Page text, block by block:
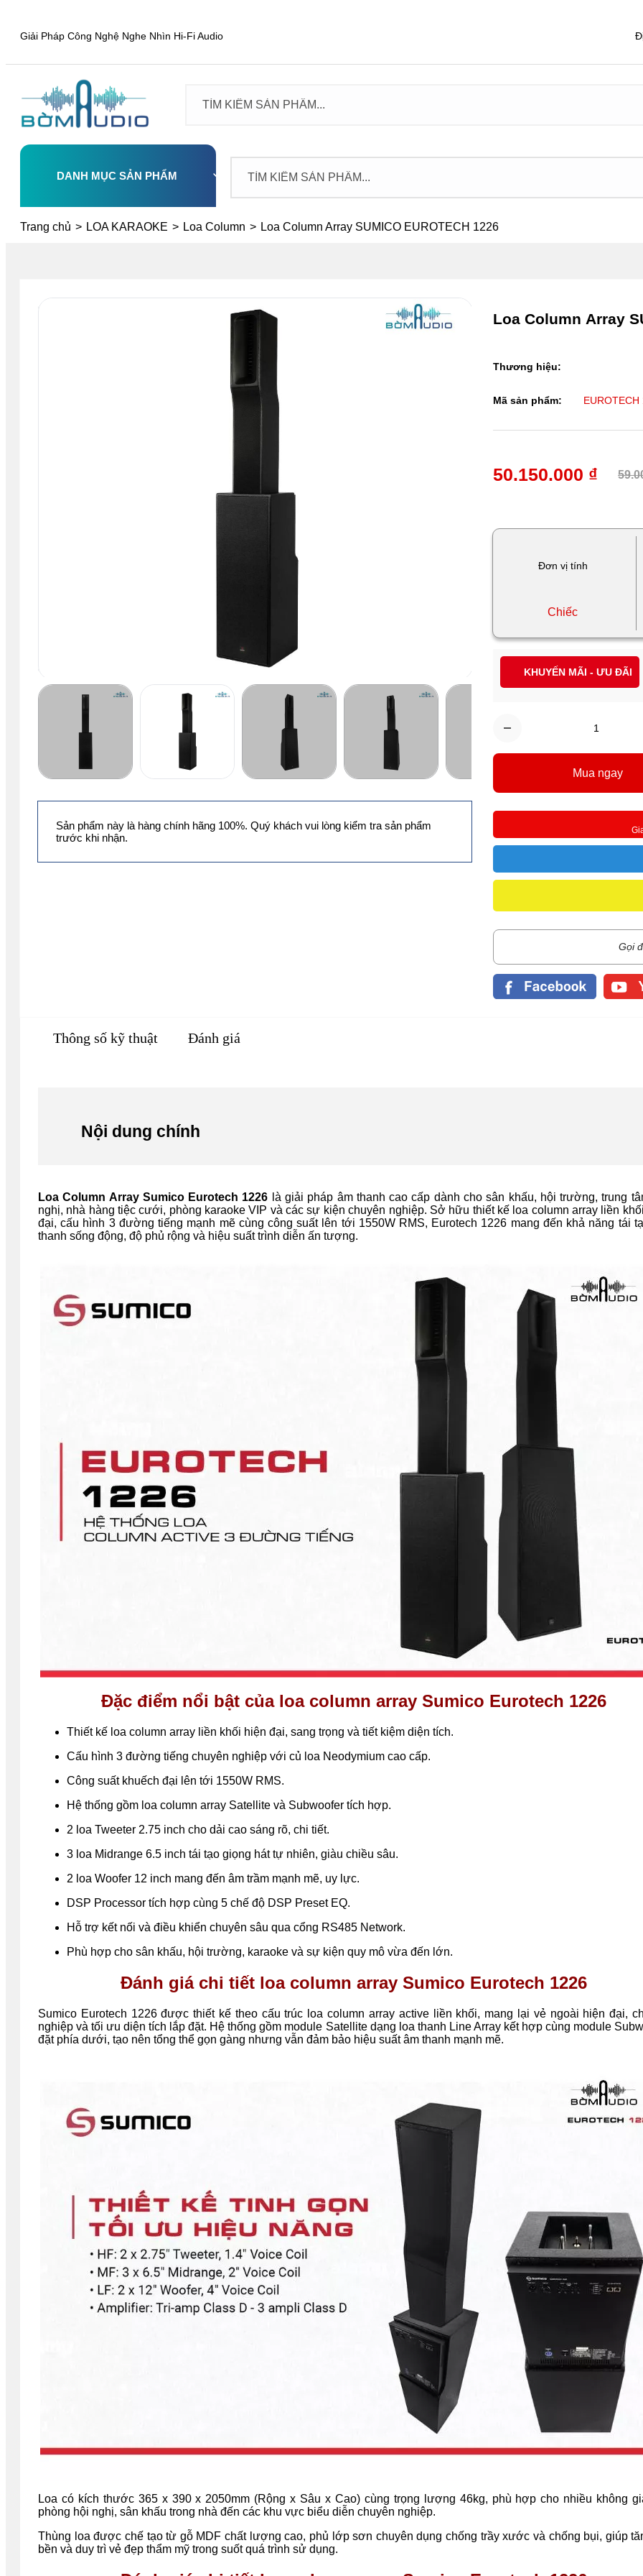
Giải Pháp Công Nghệ Nghe Nhìn Hi-Fi Audio
DANH MỤC SẢN PHẨM
Select
Trang chủ > LOA KARAOKE > Loa Column > Loa Column Array SUMICO EUROTECH 1226
Đơn vị tính
Chiếc
Loa Column Array
Gọi
50.150.000 ₫
Thương hiệu:
Mã sản phẩm: EUROTECH
Mua ngay
KHUYẾN MÃI - ƯU ĐÃI
Sản phẩm này là hàng chính hãng 100%. Quý khách vui lòng kiểm tra sản phẩm
trước khi nhận.
Thông số kỹ thuật Đánh giá
Nội dung chính
Loa Column Array Sumico Eurotech 1226 là giải pháp âm thanh cao cấp dành cho sân khấu, hội trường, trung
nghị, nhà hàng tiệc cưới, phòng karaoke VIP và các sự kiện chuyên nghiệp. Sở hữu thiết kế loa column array liền
đại, cấu hình 3 đường tiếng mạnh mẽ cùng công suất lên tới 1550W RMS, Eurotech 1226 mang đến khả năng tái
thanh sống động, độ phủ rộng và hiệu suất trình diễn ấn tượng.
Đặc điểm nổi bật của loa column array Sumico Eurotech 1226
Thiết kế loa column array liền khối hiện đại, sang trọng và tiết kiệm diện tích.
Cấu hình 3 đường tiếng chuyên nghiệp với củ loa Neodymium cao cấp.
Công suất khuếch đại lên tới 1550W RMS.
Hệ thống gồm loa column array Satellite và Subwoofer tích hợp.
2 loa Tweeter 2.75 inch cho dải cao sáng rõ, chi tiết.
3 loa Midrange 6.5 inch tái tạo giọng hát tự nhiên, giàu chiều sâu.
2 loa Woofer 12 inch mang đến âm trầm mạnh mẽ, uy lực.
DSP Processor tích hợp cùng 5 chế độ DSP Preset EQ.
Hỗ trợ kết nối và điều khiển chuyên sâu qua cổng RS485 Network.
Phù hợp cho sân khấu, hội trường, karaoke và sự kiện quy mô vừa đến lớn.
Đánh giá chi tiết loa column array Sumico Eurotech 1226
Sumico Eurotech 1226 được thiết kế theo cấu trúc loa column array active liền khối, mang lại vẻ ngoài hiện đại,
nghiệp và tối ưu diện tích lắp đặt. Hệ thống gồm module Satellite dạng loa thanh Line Array kết hợp cùng module
đặt phía dưới, tạo nên tổng thể gọn gàng nhưng vẫn đảm bảo hiệu suất âm thanh mạnh mẽ.
Loa có kích thước 365 x 390 x 2050mm (Rộng x Sâu x Cao) cùng trọng lượng 46kg, phù hợp cho nhiều không
phòng hội nghị, sân khấu trong nhà đến các khu vực biểu diễn chuyên nghiệp.
Thùng loa được chế tạo từ gỗ MDF chất lượng cao, phủ lớp sơn chuyên dụng chống trầy xước và chống bụi, giúp
bền và duy trì vẻ đẹp thẩm mỹ trong suốt quá trình sử dụng.